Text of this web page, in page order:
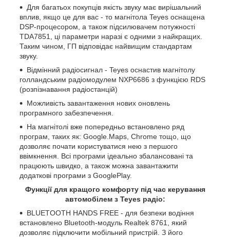
Для багатьох покупців якість звуку має вирішальний
вплив, якщо це для вас - то магнітола Teyes оснащена
DSP-процесором, а також підсилювачем потужності
TDA7851, ці параметри наразі є одними з найкращих.
Таким чином, ГП відповідає найвищим стандартам
звуку.
Відмінний радіосигнал - Teyes оснастив магнітолу
голландським радіомодулем NXP6686 з функцією RDS
(розпізнавання радіостанцій)
Можливість завантаження нових оновлень
програмного забезпечення.
На магнітолі вже попередньо встановлено ряд
програм, таких як: Google.Maps, Chrome тощо, що
дозволяє почати користуватися нею з першого
ввімкнення. Всі програми ідеально збалансовані та
працюють швидко, а також можна завантажити
додаткові програми з GooglePlay.
Функції для кращого комфорту під час керування
автомобілем з Teyes радіо:
BLUETOOTH HANDS FREE - для безпеки водіння
встановлено Bluetooth-модуль Realtek 8761, який
дозволяє підключити мобільний пристрій. З його